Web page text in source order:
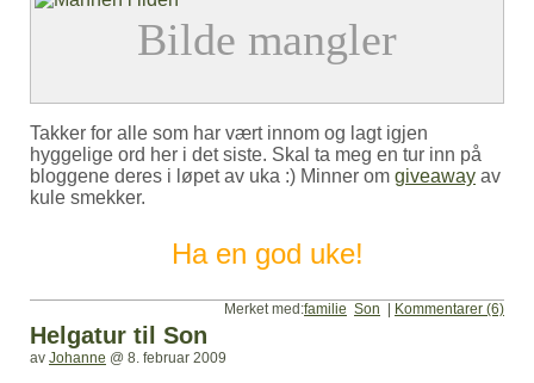
Takker for alle som har vært innom og lagt igjen
hyggelige ord her i det siste. Skal ta meg en tur inn på
bloggene deres i løpet av uka :) Minner om giveaway av
kule smekker.
Ha en god uke!
Merket med:familie Son Kommentarer (6)
Helgatur til Son
av Johanne @ 8. februar 2009